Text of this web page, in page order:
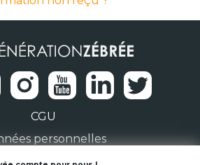
CGU
personnelles